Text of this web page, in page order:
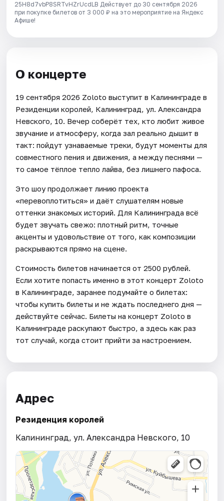
25H8d7vbP8SRTvHZrUcdLB Действует до 30 сентября 2026
при покупке билетов от 3 000 ₽ на это мероприятие на Яндекс
Афише!
О концерте
19 сентября 2026 Zoloto выступит в Калининграде в
Резиденции королей, Калининград, ул. Александра
Невского, 10. Вечер соберёт тех, кто любит живое
звучание и атмосферу, когда зал реально дышит в
такт: пойдут узнаваемые треки, будут моменты для
совместного пения и движения, а между песнями —
то самое тёплое тепло лайва, без лишнего пафоса.
Это шоу продолжает линию проекта
«перевоплотиться» и даёт слушателям новые
оттенки знакомых историй. Для Калининграда всё
будет звучать свежо: плотный ритм, точные
акценты и удовольствие от того, как композиции
раскрываются прямо на сцене.
Стоимость билетов начинается от 2500 рублей.
Если хотите попасть именно в этот концерт Zoloto
в Калининграде, заранее подумайте о билетах:
чтобы купить билеты и не ждать последнего дня —
действуйте сейчас. Билеты на концерт Zoloto в
Калининграде раскупают быстро, а здесь как раз
тот случай, когда стоит прийти за настроением.
Адрес
Резиденция королей
Калининград, ул. Александра Невского, 10